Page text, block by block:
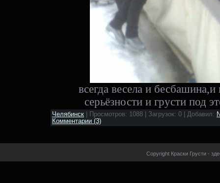
всегда весела и
серьёзности и грусти под
Челябинск | Просмотров: 1088 | Загрузок: 0 | Добавил:
Комментарии (3)
Copyright Краски Грусти -